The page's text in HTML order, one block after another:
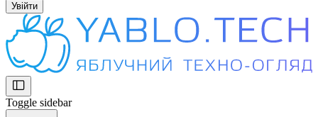
Увійти
Toggle sidebar